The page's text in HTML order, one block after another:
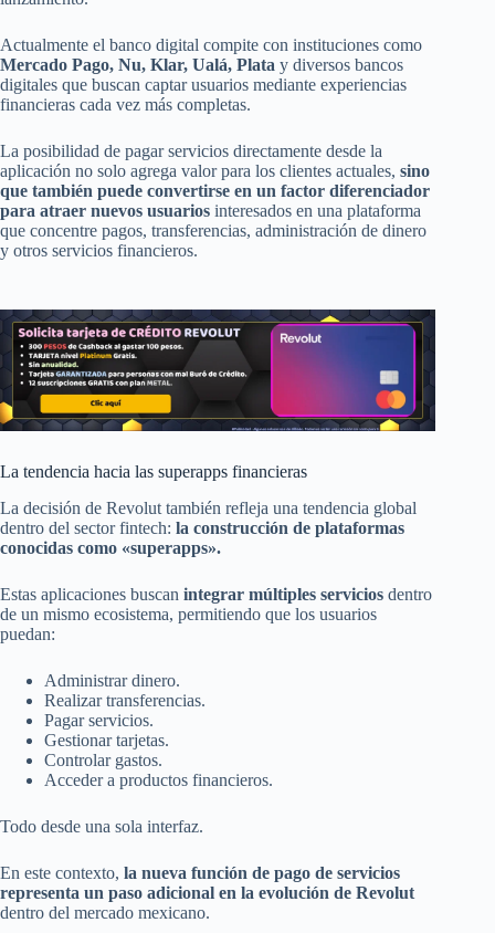
Actualmente el banco digital compite con instituciones como
Mercado Pago, Nu, Klar, Ualá, Plata y diversos bancos
digitales que buscan captar usuarios mediante experiencias
financieras cada vez más completas.
La posibilidad de pagar servicios directamente desde la
aplicación no solo agrega valor para los clientes actuales, sino
que también puede convertirse en un factor diferenciador
para atraer nuevos usuarios interesados en una plataforma
que concentre pagos, transferencias, administración de dinero
y otros servicios financieros.
La tendencia hacia las superapps financieras
La decisión de Revolut también refleja una tendencia global
dentro del sector fintech: la construcción de plataformas
conocidas como «superapps».
Estas aplicaciones buscan integrar múltiples servicios dentro
de un mismo ecosistema, permitiendo que los usuarios
puedan:
Administrar dinero.
Realizar transferencias.
Pagar servicios.
Gestionar tarjetas.
Controlar gastos.
Acceder a productos financieros.
Todo desde una sola interfaz.
En este contexto, la nueva función de pago de servicios
representa un paso adicional en la evolución de Revolut
dentro del mercado mexicano.